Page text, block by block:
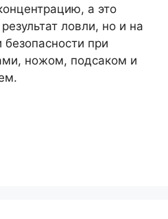
а это
ловли, но и на
при
ножом, подсаком и